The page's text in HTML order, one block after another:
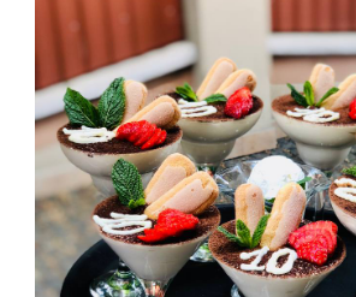
Ukrainian